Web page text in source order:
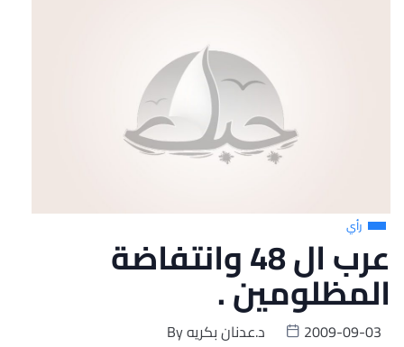
رأي
عرب ال 48 وانتفاضة
المظلومين .
Byد.عدنان بكريه
2009-09-03